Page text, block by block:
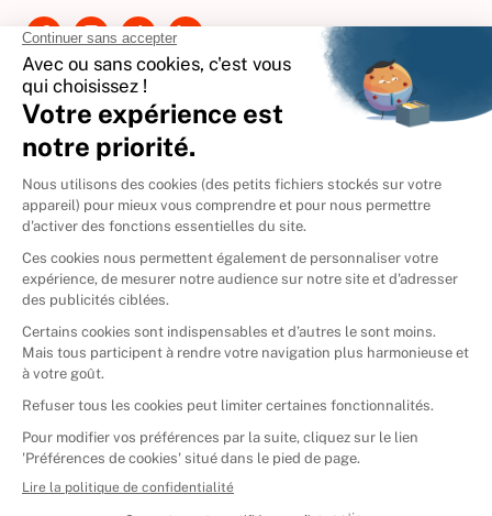
International
🇪🇸Espagne
🇩🇪Allemagne
🇮🇹 Italie